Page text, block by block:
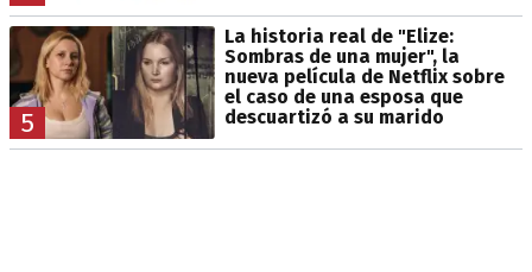
5
La historia real de "Elize:
Sombras de una mujer", la
nueva película de Netflix sobre
el caso de una esposa que
descuartizó a su marido